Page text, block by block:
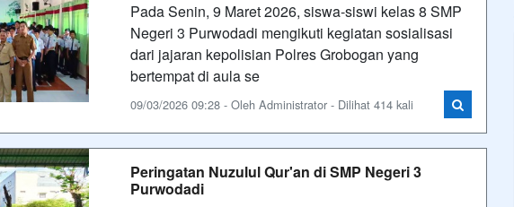
Pada Senin, 9 Maret 2026, siswa-siswi kelas 8 SMP
Negeri 3 Purwodadi mengikuti kegiatan sosialisasi
dari jajaran kepolisian Polres Grobogan yang
bertempat di aula se
09/03/2026 09:28 - Oleh Administrator - Dilihat 414 kali
Peringatan Nuzulul Qur'an di SMP Negeri 3
Purwodadi